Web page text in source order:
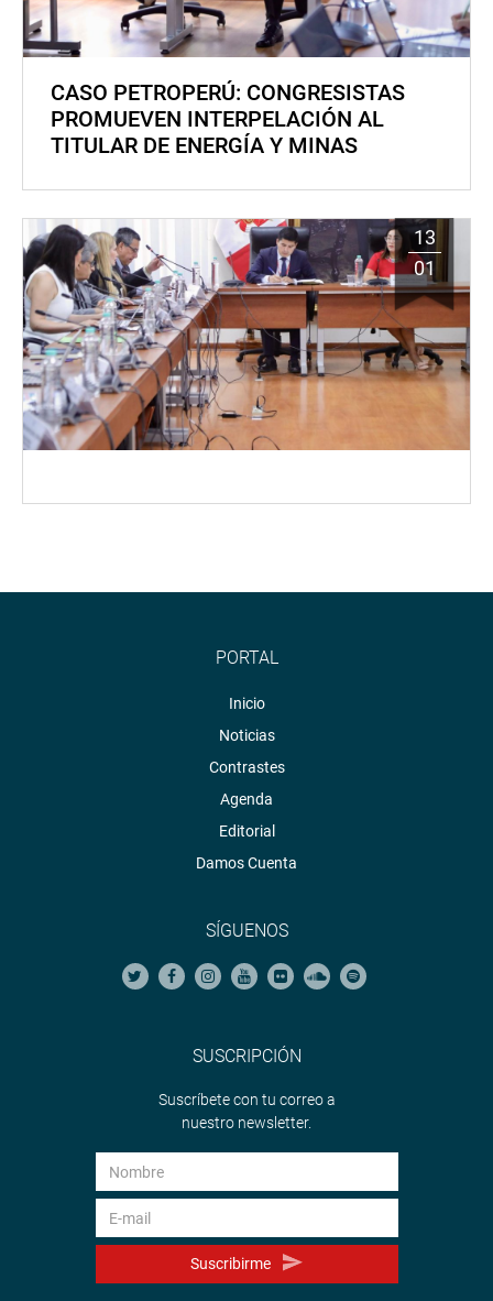
CASO PETROPERÚ: CONGRESISTAS
PROMUEVEN INTERPELACIÓN AL
TITULAR DE ENERGÍA Y MINAS
13
01
PORTAL
Inicio
Noticias
Contrastes
Agenda
Editorial
Damos Cuenta
SÍGUENOS
SUSCRIPCIÓN
Suscríbete con tu correo a
nuestro newsletter.
Suscribirme